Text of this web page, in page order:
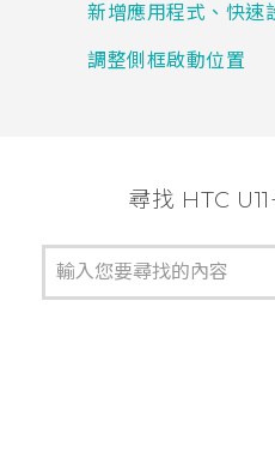
新增應用程式、快速
調整側框啟動位置
尋找 HTC